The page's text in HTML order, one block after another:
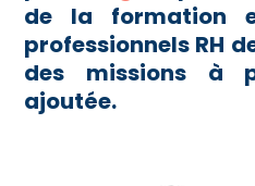
de la formation
professionnels RH
des missions à
ajoutée.